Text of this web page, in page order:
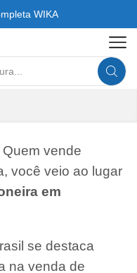
WIKA
vende
você veio ao lugar
em
se destaca
na venda de